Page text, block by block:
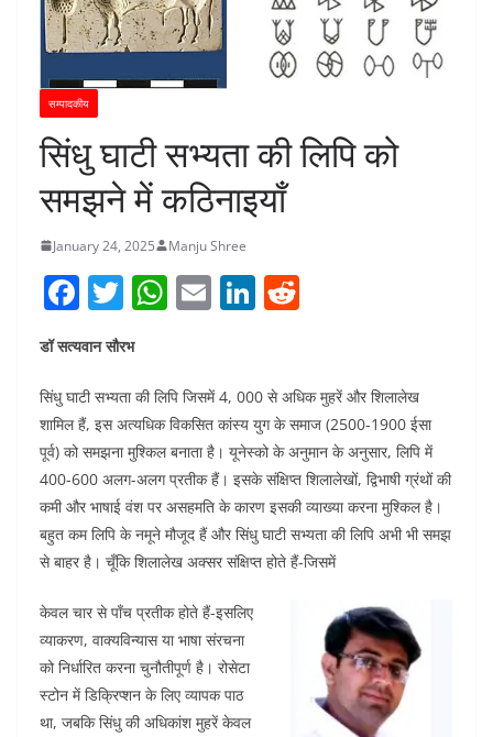
सम्पादकीय
सिंधु घाटी सभ्यता की लिपि को
समझने में कठिनाइयाँ
January 24, 2025 Manju Shree
F
c
e
b
o
o
k
T
itt
er
W
s
A
p
p
E
l
Li
e
dI
n
di
t
डॉ सत्यवान सौरभ
सिंधु घाटी सभ्यता की लिपि जिसमें 4, 000 से अधिक मुहरें और शिलालेख
शामिल हैं, इस अत्यधिक विकसित कांस्य युग के समाज (2500-1900 ईसा
पूर्व) को समझना मुश्किल बनाता है। यूनेस्को के अनुमान के अनुसार, लिपि में
400-600 अलग-अलग प्रतीक हैं। इसके संक्षिप्त शिलालेखों, द्विभाषी ग्रंथों की
कमी और भाषाई वंश पर असहमति के कारण इसकी व्याख्या करना मुश्किल है।
बहुत कम लिपि के नमूने मौजूद हैं और सिंधु घाटी सभ्यता की लिपि अभी भी समझ
से बाहर है। चूँकि शिलालेख अक्सर संक्षिप्त होते हैं-जिसमें
केवल चार से पाँच प्रतीक होते हैं-इसलिए
व्याकरण, वाक्यविन्यास या भाषा संरचना
को निर्धारित करना चुनौतीपूर्ण है। रोसेटा
स्टोन में डिक्रिप्शन के लिए व्यापक पाठ
था, जबकि सिंधु की अधिकांश मुहरें केवल